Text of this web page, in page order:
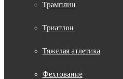
Трамплин
Триатлон
Тяжелая атлетика
Фехтование